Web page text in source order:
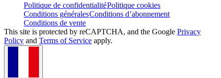
Politique de confidentialitéPolitique cookies
Conditions généralesConditions d’abonnement
Conditions de vente
This site is protected by reCAPTCHA, and the Google Privacy
Policy and Terms of Service apply.